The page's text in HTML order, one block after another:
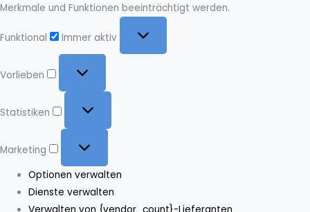
Merkmale und Funktionen beeinträchtigt werden.
Funktional
Immer aktiv
Vorlieben
Statistiken
Marketing
Optionen verwalten
Dienste verwalten
Verwalten von {vendor_count}-Lieferanten